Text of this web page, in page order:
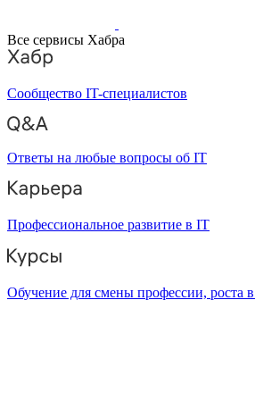
Все сервисы Хабра
Сообщество IT-специалистов
Ответы на любые вопросы об IT
Профессиональное развитие в IT
Обучение для смены профессии, роста